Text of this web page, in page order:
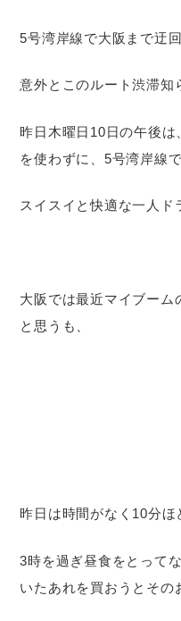
5号湾岸線で大阪まで迂回
意外とこのルート渋滞知
昨日木曜日10日の午後
を使わずに、5号湾岸線
スイスイと快適な一人ド
大阪では最近マイブーム
と思うも、
昨日は時間がなく10分ほ
3時を過ぎ昼食をとって
いたあれを買おうとその